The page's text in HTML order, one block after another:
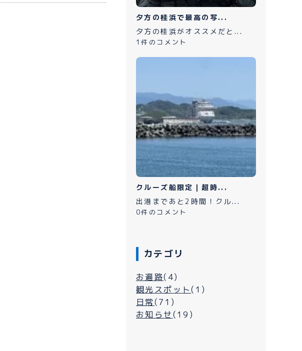
夕方の桂浜で最高の写...
夕方の桂浜がオススメだと...
1件のコメント
クルーズ船限定｜超時...
出港まであと2時間！クル...
0件のコメント
カテゴリ
お遍路(4)
観光スポット(1)
日常(71)
お知らせ(19)